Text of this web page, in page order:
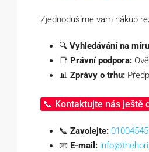
Zjednodušíme vám nákup
🔍 Vyhledávání na míru
📑 Právní podpora:
📊 Zprávy o trhu:
📞 Kontaktujte nás ještě
📞 Zavolejte:
📧 E-mail: